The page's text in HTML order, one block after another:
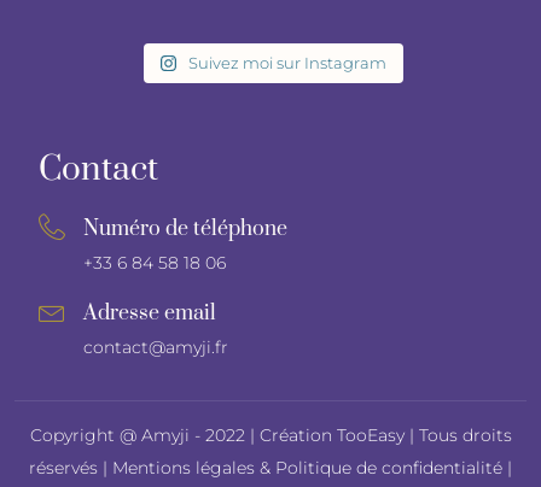
Suivez moi sur Instagram
Contact
Numéro de téléphone
+33 6 84 58 18 06
Adresse email
contact@amyji.fr
Copyright @ Amyji - 2022 | Création TooEasy | Tous droits
réservés | Mentions légales & Politique de confidentialité |